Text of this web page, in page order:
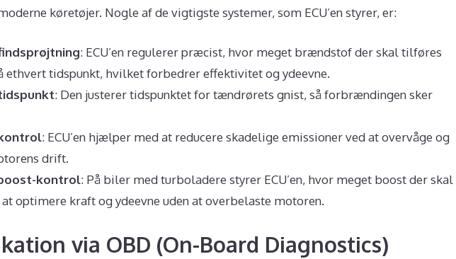
køretøjer. Nogle af de vigtigste systemer, som ECU’en styrer, er:
: ECU’en regulerer præcist, hvor meget brændstof der skal tilføres
ethvert tidspunkt, hvilket forbedrer effektivitet og ydeevne.
: Den justerer tidspunktet for tændrørets gnist, så forbrændingen sker
: ECU’en hjælper med at reducere skadelige emissioner ved at overvåge og
drift.
kontrol: På biler med turboladere styrer ECU’en, hvor meget boost der skal
optimere kraft og ydeevne uden at overbelaste motoren.
via OBD (On-Board Diagnostics)